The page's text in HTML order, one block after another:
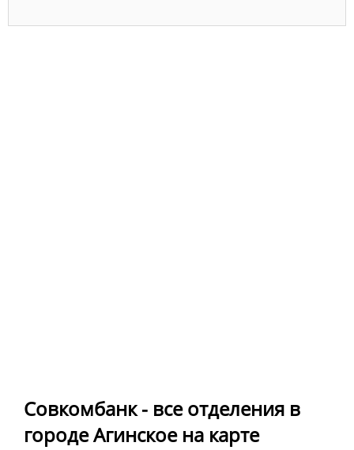
Совкомбанк - все отделения в
городе Агинское на карте